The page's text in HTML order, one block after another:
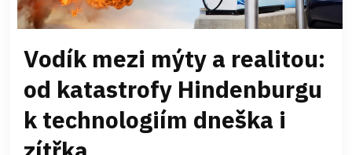
Vodík mezi mýty a realitou:
od katastrofy Hindenburgu
k technologiím dneška i